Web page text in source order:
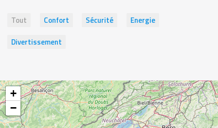
Tout Confort Sécurité
Energie
Divertissement
+
−